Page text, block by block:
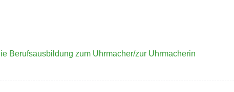
Berufsausbildung zum Uhrmacher/zur Uhrmacherin